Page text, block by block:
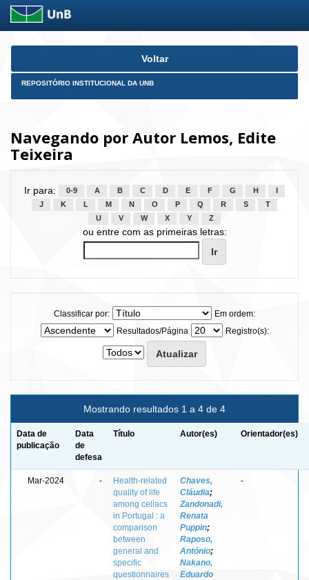
Skip
Voltar
REPOSITÓRIO INSTITUCIONAL DA UNB
Navegando por Autor Lemos, Edite
Teixeira
Ir para: 0-9 A B C D E F G H
J
K L M N O P Q R S
T
U
V W X Y Z
ou entre com as primeiras letras:
Classificar por:
Em ordem:
Resultados/Página
Registro(s):
Mostrando resultados 1 a 4 de 4
Data de
publicação
Data
de
defesa
Título Autor(es) Orientador(es)
Mar-2024 -
Health-related
quality of life
among celiacs
in Portugal : a
comparison
between
general and
specific
questionnaires
Chaves,
Cláudia;
Zandonadi,
Renata
Puppin;
Raposo,
António;
Nakano,
Eduardo
-